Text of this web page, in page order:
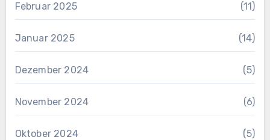
Februar 2025 (11)
Januar 2025 (14)
Dezember 2024 (5)
November 2024 (6)
Oktober 2024 (5)